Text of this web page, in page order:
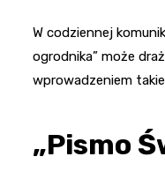
W codziennej
ogrodnika” może
wprowadzeniem
„Pismo